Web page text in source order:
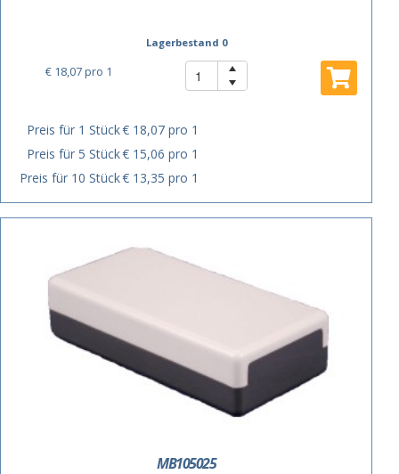
Lagerbestand 0
€ 18,07pro 1
Preis für 1 Stück€ 18,07 pro 1
Preis für 5 Stück€ 15,06 pro 1
Preis für 10 Stück€ 13,35 pro 1
MB105025